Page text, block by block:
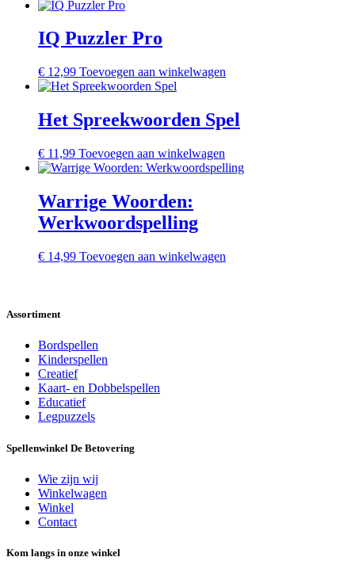
IQ Puzzler Pro
€ 12,99 Toevoegen aan winkelwagen
Het Spreekwoorden Spel
€ 11,99 Toevoegen aan winkelwagen
Warrige Woorden:
Werkwoordspelling
€ 14,99 Toevoegen aan winkelwagen
Assortiment
Bordspellen
Kinderspellen
Creatief
Kaart- en Dobbelspellen
Educatief
Legpuzzels
Spellenwinkel De Betover​ing
Wie zijn wij
Winkelwagen
Winkel
Contact
Kom langs in onze winkel